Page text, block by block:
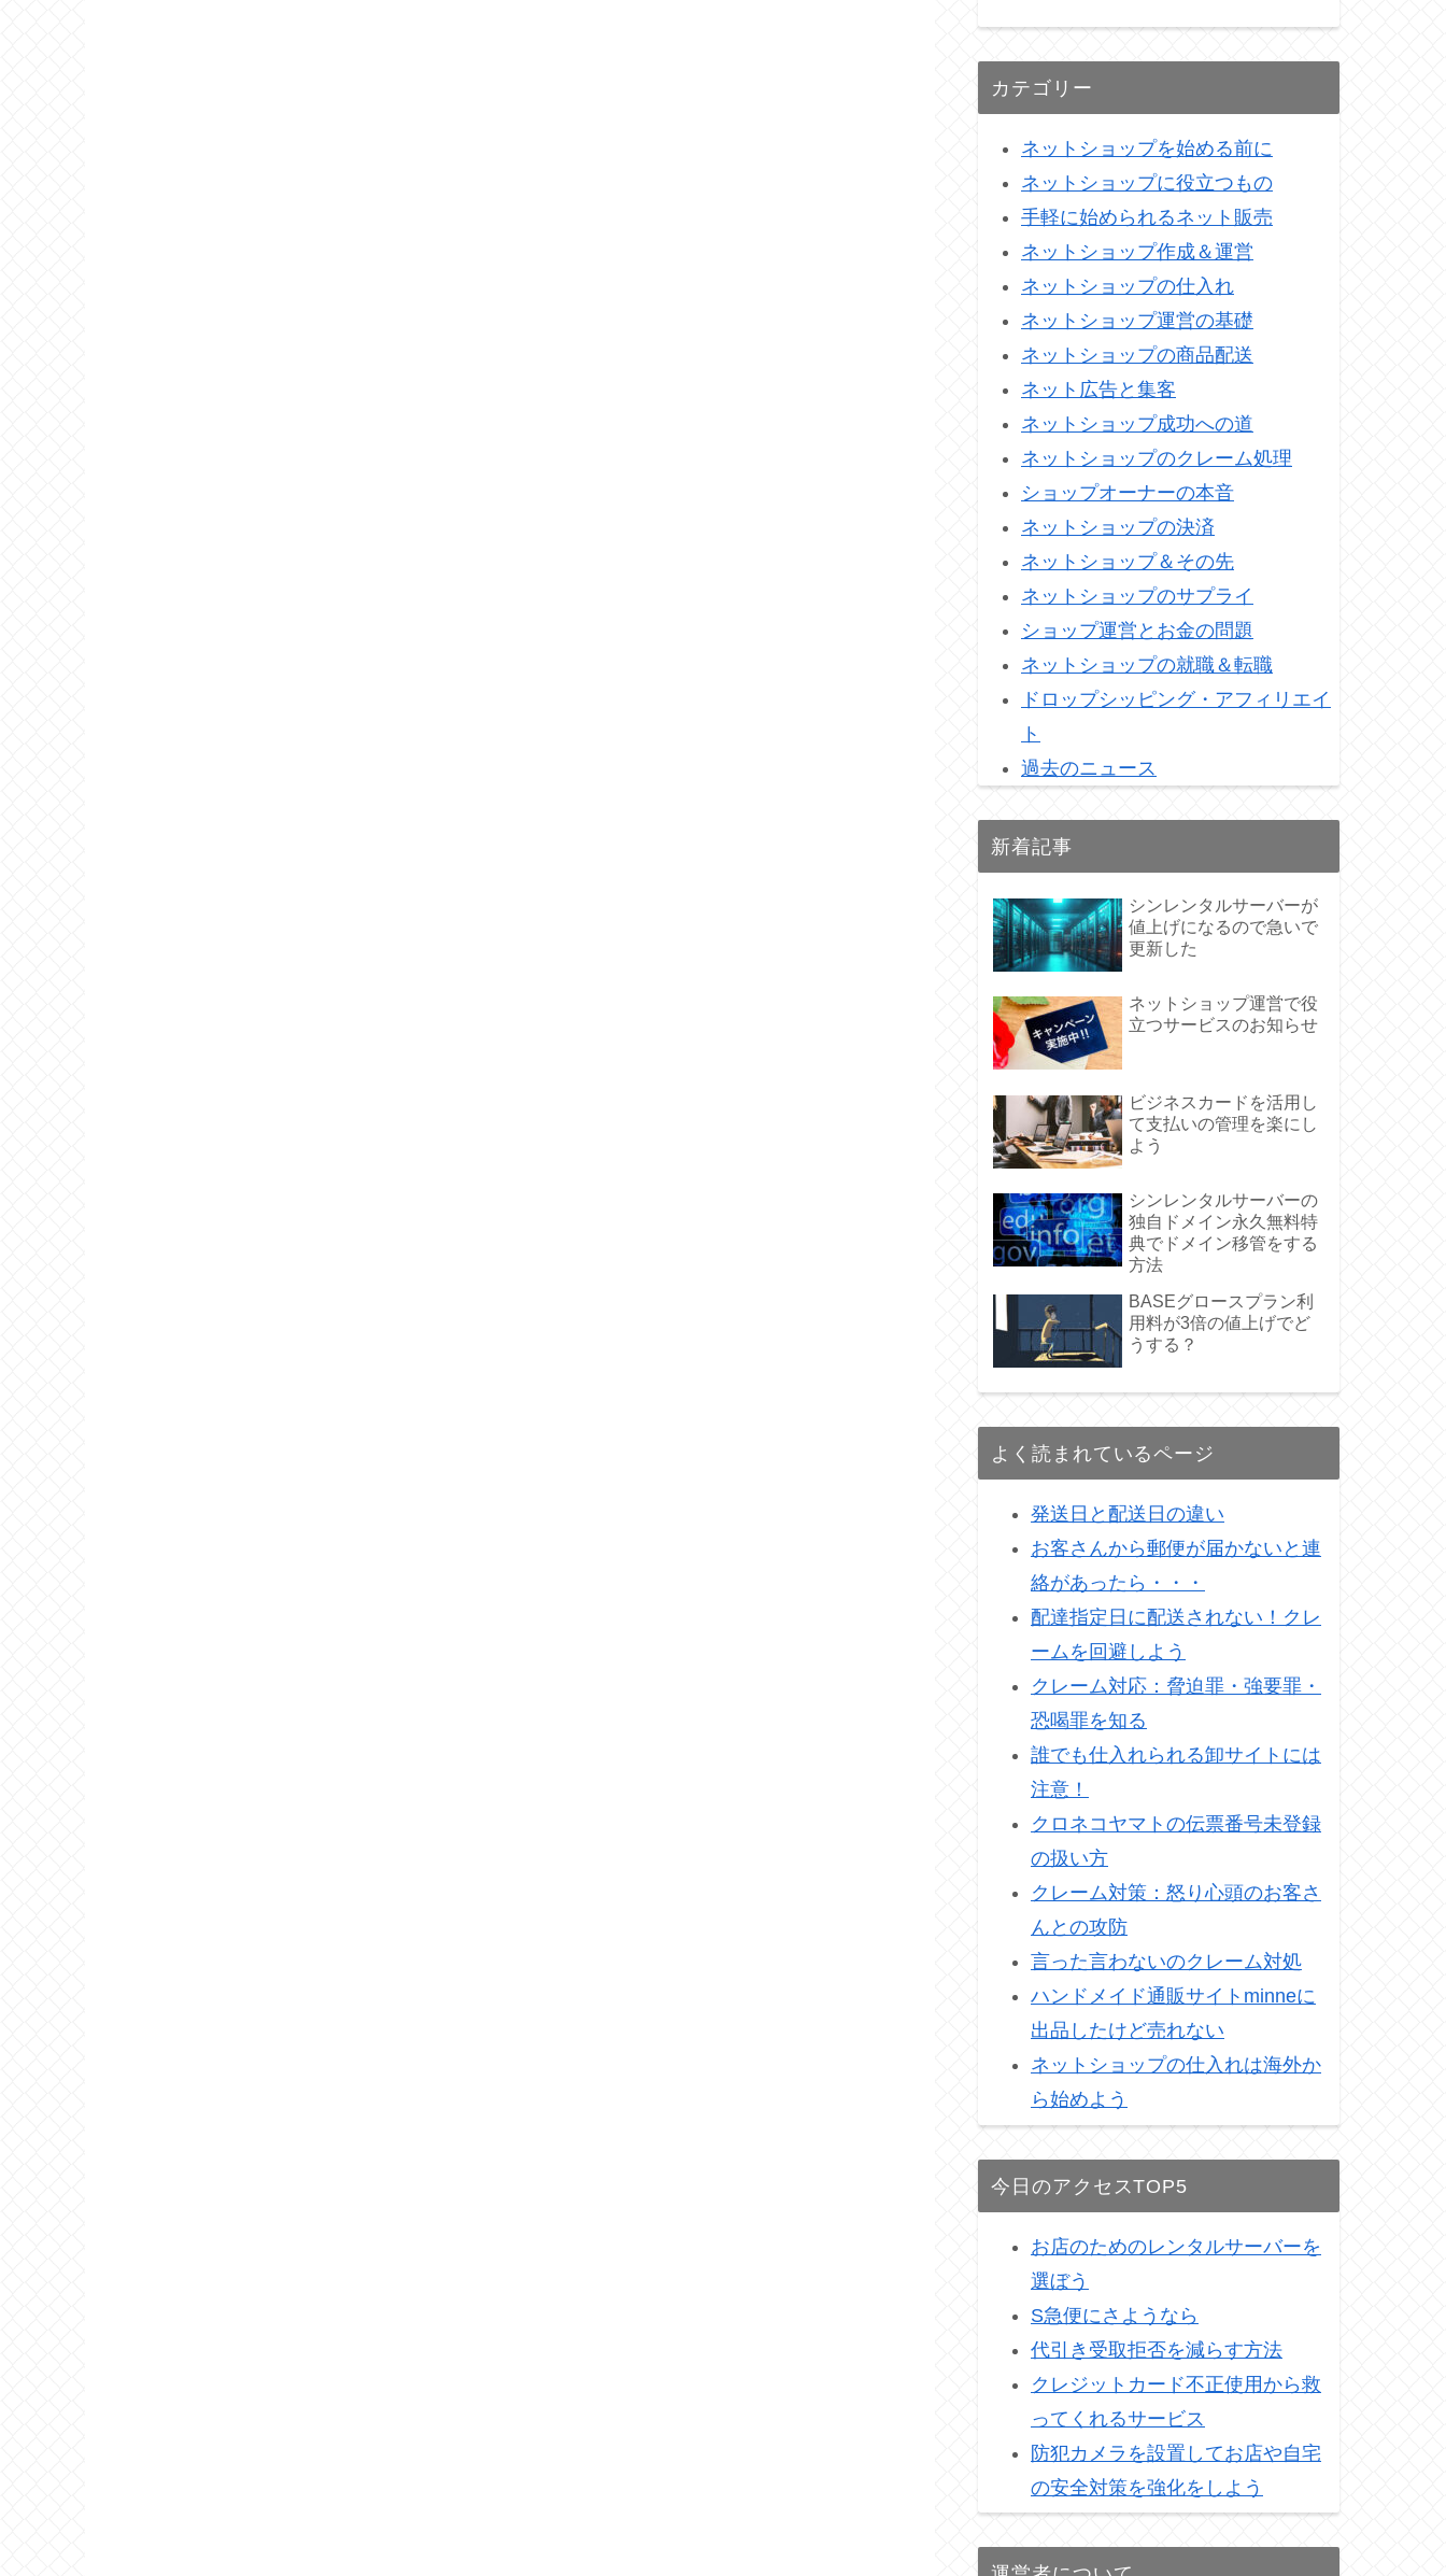
カテゴリー
ネットショップを始める前に
ネットショップに役立つもの
手軽に始められるネット販売
ネットショップ作成＆運営
ネットショップの仕入れ
ネットショップ運営の基礎
ネットショップの商品配送
ネット広告と集客
ネットショップ成功への道
ネットショップのクレーム処理
ショップオーナーの本音
ネットショップの決済
ネットショップ＆その先
ネットショップのサプライ
ショップ運営とお金の問題
ネットショップの就職＆転職
ドロップシッピング・アフィリエイ
ト
過去のニュース
新着記事
シンレンタルサーバーが
値上げになるので急いで
更新した
ネットショップ運営で役
立つサービスのお知らせ
ビジネスカードを活用し
て支払いの管理を楽にし
よう
シンレンタルサーバーの
独自ドメイン永久無料特
典でドメイン移管をする
方法
BASEグロースプラン利
用料が3倍の値上げでど
うする？
よく読まれているページ
発送日と配送日の違い
お客さんから郵便が届かないと連
絡があったら・・・
配達指定日に配送されない！クレ
ームを回避しよう
クレーム対応：脅迫罪・強要罪・
恐喝罪を知る
誰でも仕入れられる卸サイトには
注意！
クロネコヤマトの伝票番号未登録
の扱い方
クレーム対策：怒り心頭のお客さ
んとの攻防
言った言わないのクレーム対処
ハンドメイド通販サイトminneに
出品したけど売れない
ネットショップの仕入れは海外か
ら始めよう
今日のアクセスTOP5
お店のためのレンタルサーバーを
選ぼう
S急便にさようなら
代引き受取拒否を減らす方法
クレジットカード不正使用から救
ってくれるサービス
防犯カメラを設置してお店や自宅
の安全対策を強化をしよう